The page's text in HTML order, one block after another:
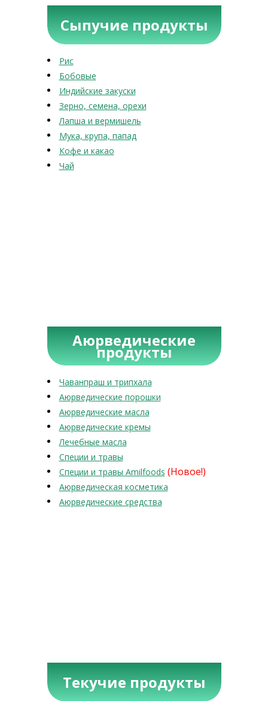
Сыпучие продукты
Рис
Бобовые
Индийские закуски
Зерно, семена, орехи
Лапша и вермишель
Мука, крупа, папад
Кофе и какао
Чай
Аюрведические
продукты
Чаванпраш и трипхала
Аюрведические порошки
Аюрведические масла
Аюрведические кремы
Лечебные масла
Специи и травы
Специи и травы Amilfoods (Новое!)
Аюрведическая косметика
Аюрведические средства
Текучие продукты